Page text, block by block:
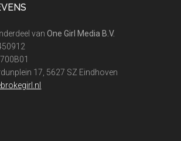
vanOne Girl Media B.V.
17, 5627 SZ Eindhoven